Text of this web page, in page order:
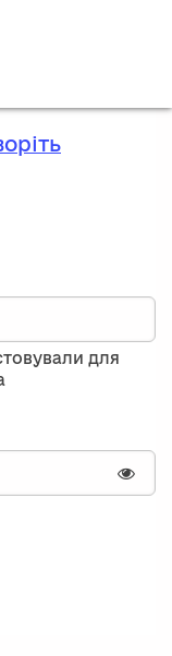
для